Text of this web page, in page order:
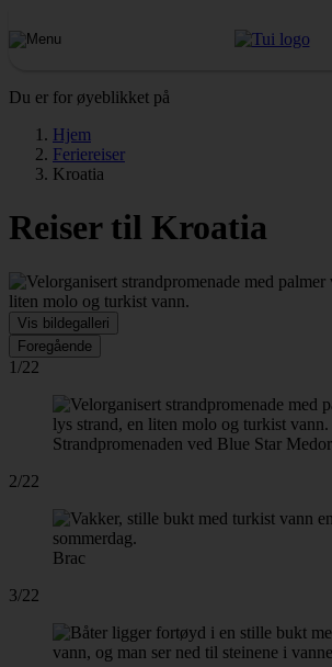
Du er for øyeblikket på
Hjem
Feriereiser
Kroatia
Reiser til Kroatia
Vis bildegalleri
Foregående
1/22
Strandpromenaden ved Blue Star
2/22
Brac
3/22